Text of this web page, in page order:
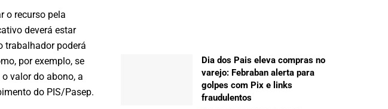
o recurso pela
deverá estar
trabalhador poderá
por exemplo, se
valor do abono, a
do PIS/Pasep.
Dia dos Pais eleva compras no
varejo: Febraban alerta para
golpes com Pix e links
fraudulentos